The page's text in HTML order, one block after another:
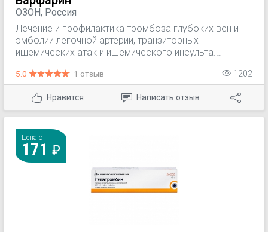
ОЗОН, Россия
Лечение и профилактика тромбоза глубоких вен и
эмболии легочной артерии, транзиторных
ишемических атак и ишемического инсульта.
профилактика тромбоэмболических осложнений
после инфаркта миокарда. Профилактика
тромбоэмболических осложнений у пациентов с
фибрилляцией предсердий, поражениями сердечных
сердца.
5.0 1 отзыв 1202
Нравится Написать отзыв
Цена от
171